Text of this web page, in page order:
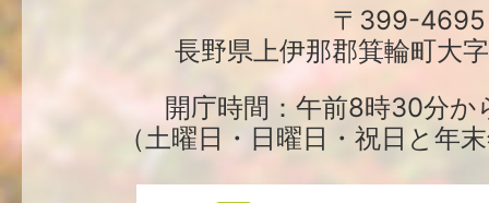
役
場
〒399-4695
長野県上伊那郡箕輪町大
開庁時間：午前8時30分か
（土曜日・日曜日・祝日と年